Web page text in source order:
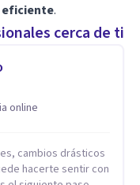
eficiente.
cerca de ti
online
cambios drásticos
hacerte sentir con